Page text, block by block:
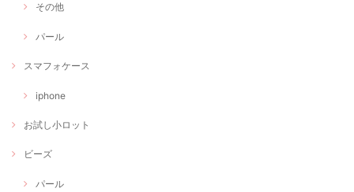
その他
パール
スマフォケース
iphone
お試し小ロット
ビーズ
パール